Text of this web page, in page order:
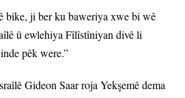
bike, ji ber ku baweriya xwe bi wê
û ewlehiya Fîlîstîniyan divê li
pêk were.”
Gideon Saar roja Yekşemê dema